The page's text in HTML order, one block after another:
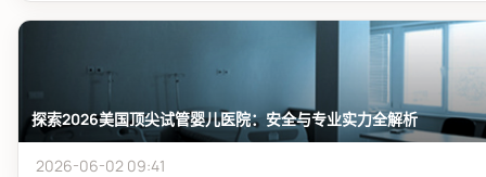
探索2026美国顶尖试管婴儿医院：安全与专业实力全解析
2026-06-02 09:41